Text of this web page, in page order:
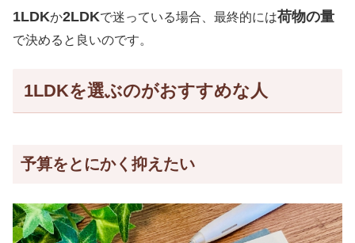
1LDKか2LDKで迷っている場合、最終的には荷物の量
で決めると良いのです。
1LDKを選ぶのがおすすめな人
予算をとにかく抑えたい